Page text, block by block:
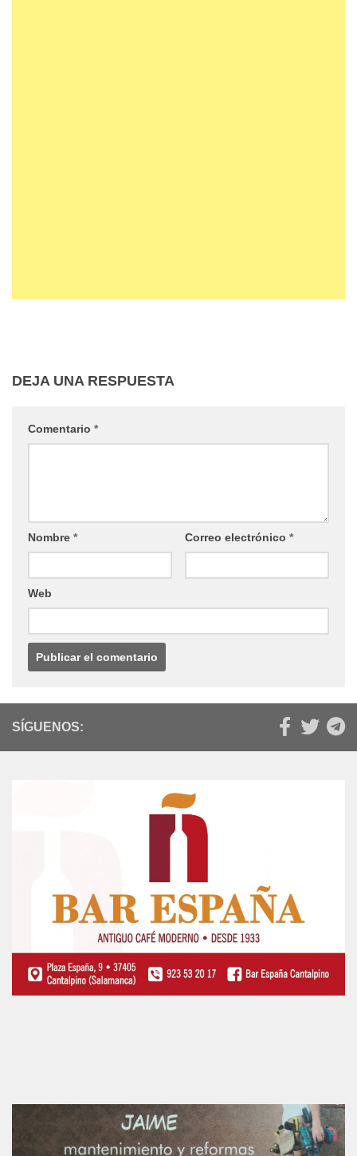
DEJA UNA RESPUESTA
Comentario *
Nombre * Correo electrónico *
Web
SÍGUENOS: